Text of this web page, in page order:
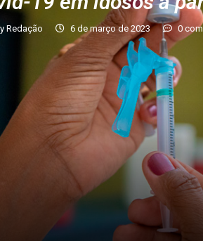
Redação 6 de março de 2023 0